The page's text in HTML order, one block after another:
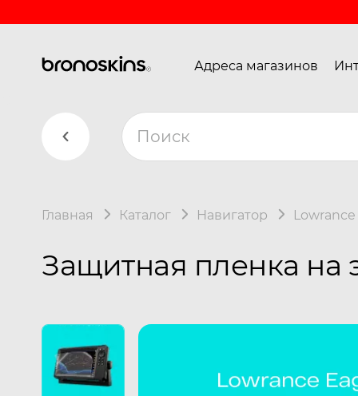
Адреса магазинов
Главная Каталог Навигатор Lowrance
Защитная пленка на